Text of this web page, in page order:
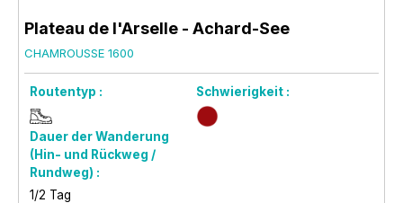
Plateau de l'Arselle - Achard-See
CHAMROUSSE 1600
Routentyp : Schwierigkeit :
Dauer der Wanderung
(Hin- und Rückweg /
Rundweg) :
1/2 Tag